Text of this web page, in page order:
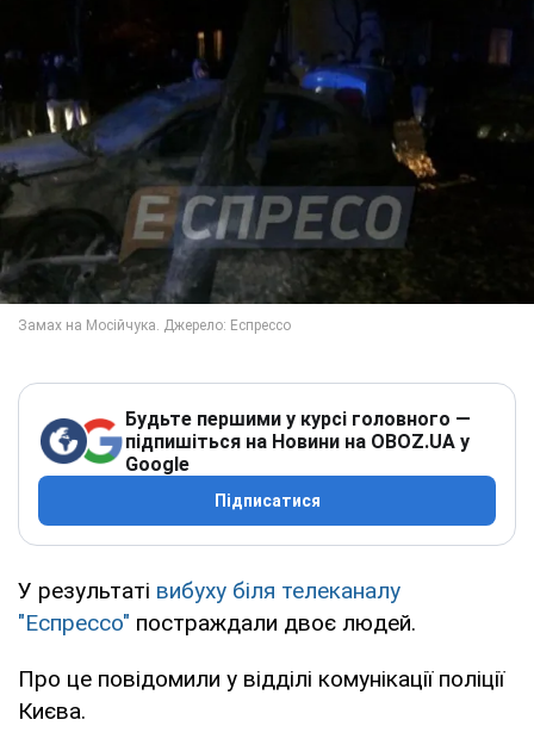
Будьте першими у курсі головного —
підпишіться на Новини на OBOZ.UA у
Google
Підписатися
У результаті вибуху біля телеканалу
"Еспрессо" постраждали двоє людей.
Про це повідомили у відділі комунікації поліції
Києва.